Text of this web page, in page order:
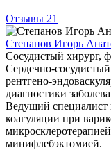
Отзывы 21
Степанов Игорь
Сосудистый хирург,
Сердечно-
рентгено-
диагностики
Ведущий специалист
коагуляции при
минифлебэктомией.